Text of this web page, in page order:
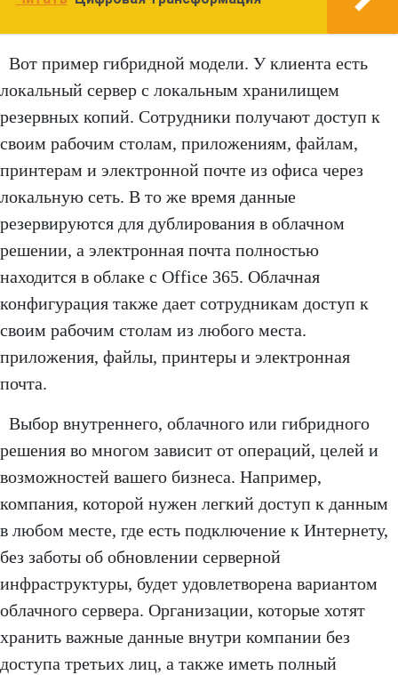
Вот пример гибридной модели. У клиента есть
локальный сервер с локальным хранилищем
резервных копий. Сотрудники получают доступ к
своим рабочим столам, приложениям, файлам,
принтерам и электронной почте из офиса через
локальную сеть. В то же время данные
резервируются для дублирования в облачном
решении, а электронная почта полностью
находится в облаке с Office 365. Облачная
конфигурация также дает сотрудникам доступ к
своим рабочим столам из любого места.
приложения, файлы, принтеры и электронная
почта.
Выбор внутреннего, облачного или гибридного
решения во многом зависит от операций, целей и
возможностей вашего бизнеса. Например,
компания, которой нужен легкий доступ к данным
в любом месте, где есть подключение к Интернету,
без заботы об обновлении серверной
инфраструктуры, будет удовлетворена вариантом
облачного сервера. Организации, которые хотят
хранить важные данные внутри компании без
доступа третьих лиц, а также иметь полный